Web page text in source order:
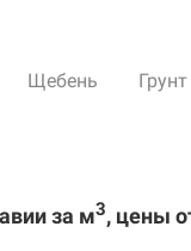
Щебень
за м3, цены